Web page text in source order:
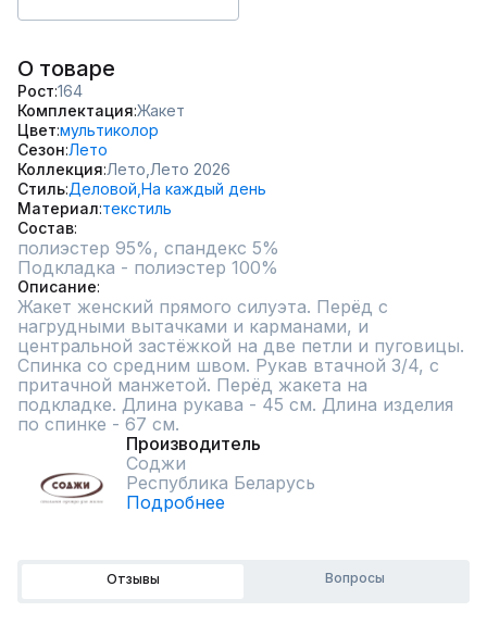
О товаре
Рост 164
Комплектация Жакет
Цвет мультиколор
Сезон Лето
Коллекция Лето, Лето 2026
Стиль Деловой, На каждый день
Материал текстиль
Состав
полиэстер 95%, спандекс 5%
Описание
Жакет женский прямого силуэта. Перёд с
нагрудными вытачками и карманами, и
центральной застёжкой на две петли и пуговицы.
Спинка со средним швом. Рукав втачной 3/4, с
притачной манжетой. Перёд жакета на
подкладке. Длина рукава - 45 см. Длина изделия
по спинке - 67 см.
Производитель
Соджи
Республика Беларусь
Подробнее
Отзывы Вопросы